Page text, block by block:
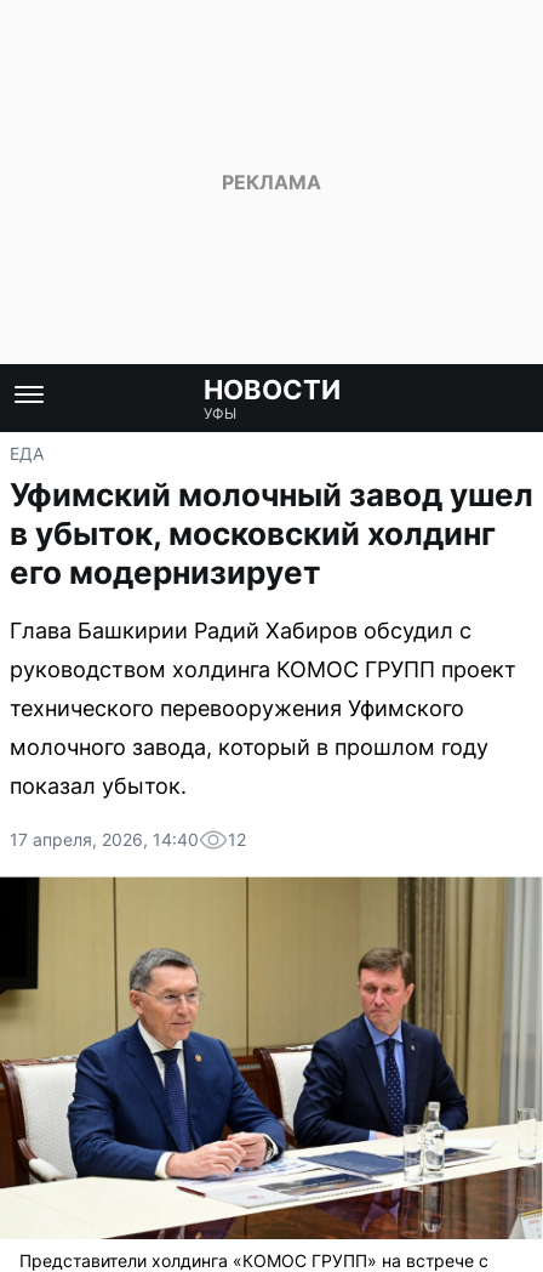
НОВОСТИ
УФЫ
ЕДА
Уфимский молочный завод ушел
в убыток, московский холдинг
его модернизирует
Глава Башкирии Радий Хабиров обсудил с
руководством холдинга КОМОС ГРУПП проект
технического перевооружения Уфимского
молочного завода, который в прошлом году
показал убыток.
17 апреля, 2026, 14:40 12
Представители холдинга «КОМОС ГРУПП» на встрече с